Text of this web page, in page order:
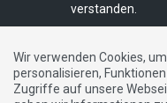
verstanden.
Impressum |
Wir verwenden Cookies,
personalisieren,
Zugriffe auf unsere